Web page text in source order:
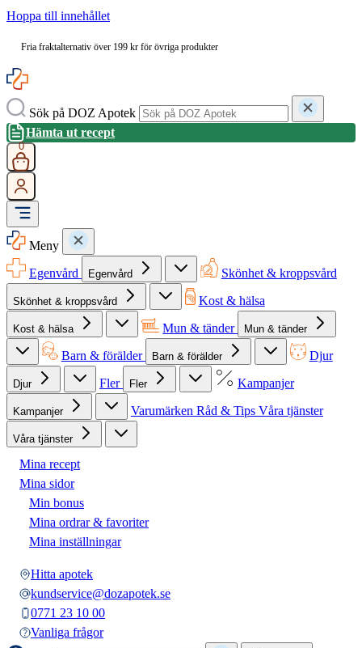
Hoppa till innehållet
Fria fraktalternativ över 199 kr för övriga produkter
Sök på DOZ Apotek
Hämta ut recept
0
Meny
Egenvård
Egenvård Skönhet & kroppsvård
Skönhet & kroppsvård Kost & hälsa
Kost & hälsa Mun & tänder Mun & tänder
Barn & förälder Barn & förälder Djur
Djur Fler Fler Kampanjer
Kampanjer Varumärken Råd & Tips Våra tjänster
Våra tjänster
Mina recept
Mina sidor
Min bonus
Mina ordrar & favoriter
Mina inställningar
Hitta apotek
kundservice@dozapotek.se
0771 23 10 00
Vanliga frågor